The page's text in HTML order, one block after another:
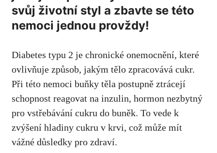
svůj životní styl a zbavte se této
nemoci jednou ⁤provždy!
Diabetes typu 2 je⁢ chronické onemocnění,‌ které
ovlivňuje způsob, jakým tělo zpracovává cukr.
Při této nemoci buňky těla postupně ztrácejí
schopnost reagovat na inzulin, hormon nezbytný
pro vstřebávání cukru do buněk. To vede k
zvýšení hladiny⁢ cukru ⁤v krvi, což ‌může ​mít
vážné důsledky⁢ pro zdraví.